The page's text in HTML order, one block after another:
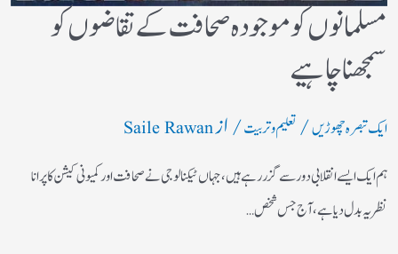
مسلمانوں کو موجودہ صحافت کے تقاضوں کو
سمجھنا چاہیے
ایک تبصرہ چھوڑیں/ تعلیم و تربیت/ ازSaile Rawan
ہم ایک ایسے انقلابی دور سے گزر رہے ہیں، جہاں ٹیکنالوجی نے صحافت اور کمیونی کیشن کا پرانا
نظریہ بدل دیا ہے، آج جس شخص…